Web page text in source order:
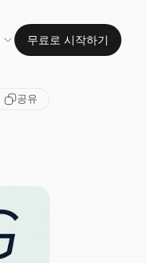
무료로 시작하기
공유